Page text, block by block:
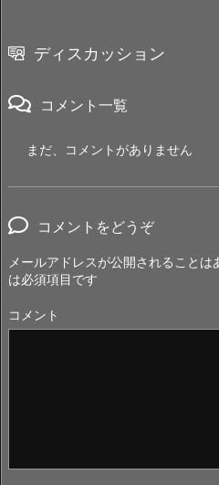
ディスカッション
コメント一覧
まだ、コメントがありません
コメントをどうぞ
メールアドレスが公開されることは
は必須項目です
コメント